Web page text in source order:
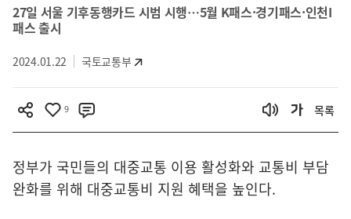
27일 서울 기후동행카드 시범 시행…5월 K패스·경기패스·인천I
패스 출시
2024.01.22 국토교통부
9 목록
정부가 국민들의 대중교통 이용 활성화와 교통비 부담
완화를 위해 대중교통비 지원 혜택을 높인다.